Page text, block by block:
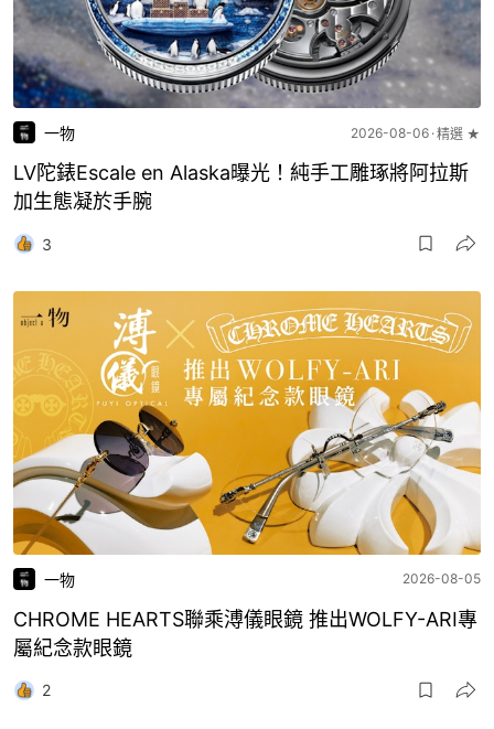
一物 2026-08-06 精選 ★
LV陀錶Escale en Alaska曝光！純手工雕琢將阿拉斯
加生態凝於手腕
3
一物 2026-08-05
CHROME HEARTS聯乘溥儀眼鏡 推出WOLFY-ARI專
屬紀念款眼鏡
2